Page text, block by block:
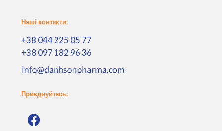
Наші контакти:
+38 044 225 05 77
+38 097 182 96 36
Приєднуйтесь: